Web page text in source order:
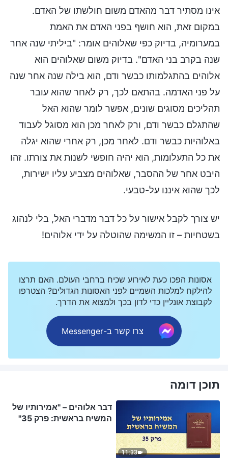
אינו מסתיר דבר מהאדם משום חולשתו של האדם.
במקום זאת, הוא חושף בפני האדם את האמת
במערומיה, בדיוק כפי שאלוהים אומר: "ביליתי שנה אחר
שנה בקרב בני האדם". בדיוק משום שאלוהים הוא
אלוהים בהתגלמותו כבשר ודם, הוא בילה שנה אחר שנה
על פני האדמה. בהתאם לכך, רק לאחר שהוא עובר
תהליכים מסוגים שונים, אפשר לומר שהוא האל
שהתגלם כבשר ודם, ורק לאחר מכן הוא מסוגל לעבוד
באלוהיות כבשר ודם. לאחר מכן, רק אחרי שהוא יגלה
את כל התעלומות, הוא יהיה חופשי לשנות את צורתו. זהו
היבט אחר של ההסבר, שאלוהים מצביע עליו ישירות,
לכך שהוא איננו על-טבעי.
יש צורך לקבל אישור על כל דבר מדברי האל, בלי לנהוג
בשטחיות – זו המשימה שהוטלה על ידי אלוהים!
אסונות הפכו כעת לאירוע שכיח ברחבי העולם. האם תרצו
להילקח למלכות השמיים לפני האסונות הגדולים? הצטרפו
לקבוצת אונליין כדי לדון בכך ולמצוא את הדרך.
צרו קשר ב-Messenger
תוכן דומה
11:33
דבר אלוהים – "אמירותיו של
המשיח בראשית: פרק 35"